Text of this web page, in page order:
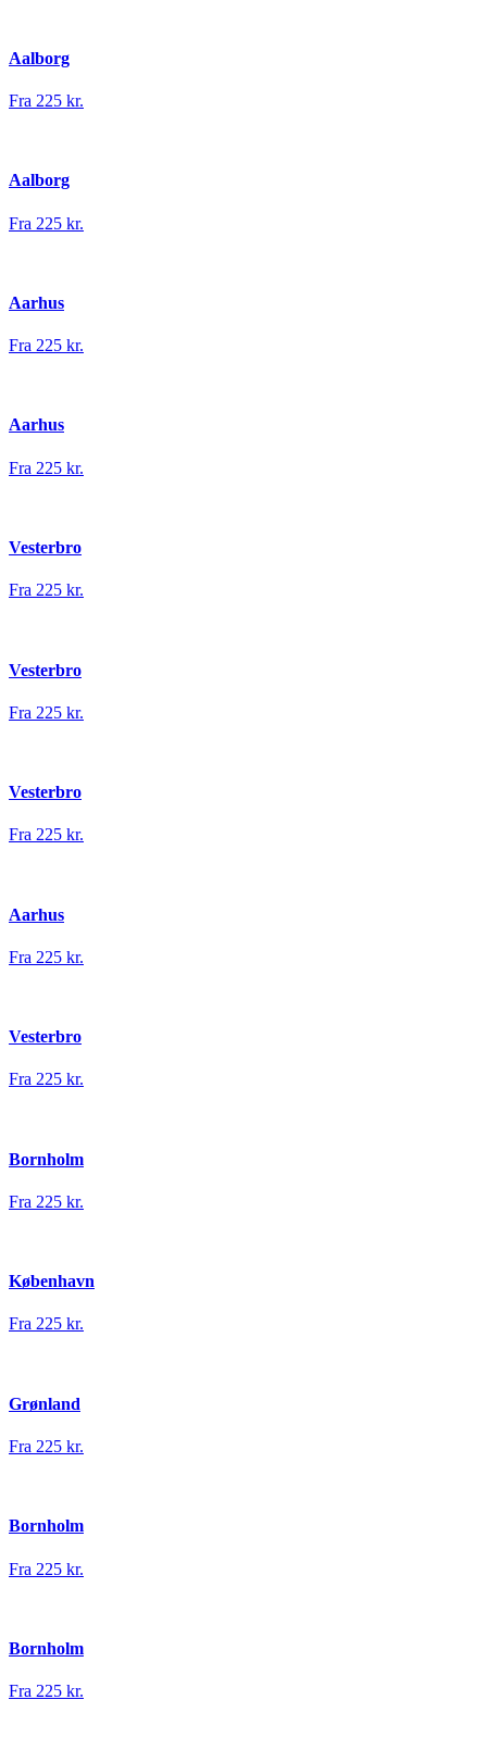
Aalborg
Fra 225 kr.
Aalborg
Fra 225 kr.
Aarhus
Fra 225 kr.
Aarhus
Fra 225 kr.
Vesterbro
Fra 225 kr.
Vesterbro
Fra 225 kr.
Vesterbro
Fra 225 kr.
Aarhus
Fra 225 kr.
Vesterbro
Fra 225 kr.
Bornholm
Fra 225 kr.
København
Fra 225 kr.
Grønland
Fra 225 kr.
Bornholm
Fra 225 kr.
Bornholm
Fra 225 kr.